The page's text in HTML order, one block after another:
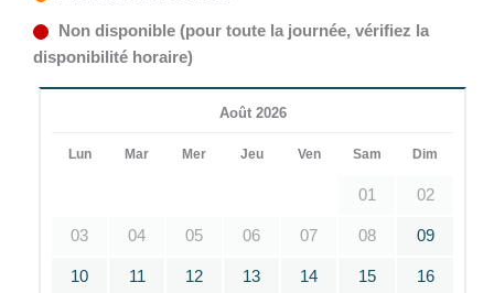
Non disponible (pour toute la journée, vérifiez la
disponibilité horaire)
Août 2026
Lun Mar Mer Jeu Ven Sam Dim
01 02
03 04 05 06 07 08 09
10 11 12 13 14 15 16